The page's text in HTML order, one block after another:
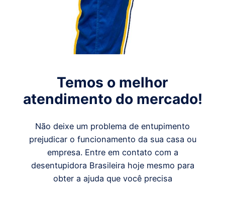
Temos o melhor
atendimento do mercado!
Não deixe um problema de entupimento
prejudicar o funcionamento da sua casa ou
empresa. Entre em contato com a
desentupidora Brasileira hoje mesmo para
obter a ajuda que você precisa